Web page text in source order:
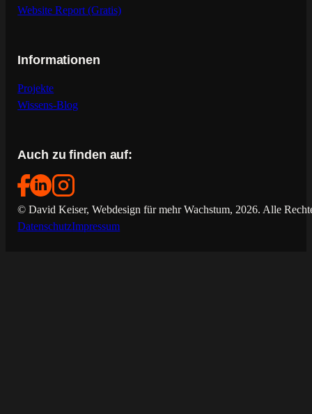
Website Report (Gratis)
Informationen
Projekte
Wissens-Blog
Auch zu finden auf:
© David Keiser, Webdesign für mehr Wachstum, 2026. Alle
DatenschutzImpressum